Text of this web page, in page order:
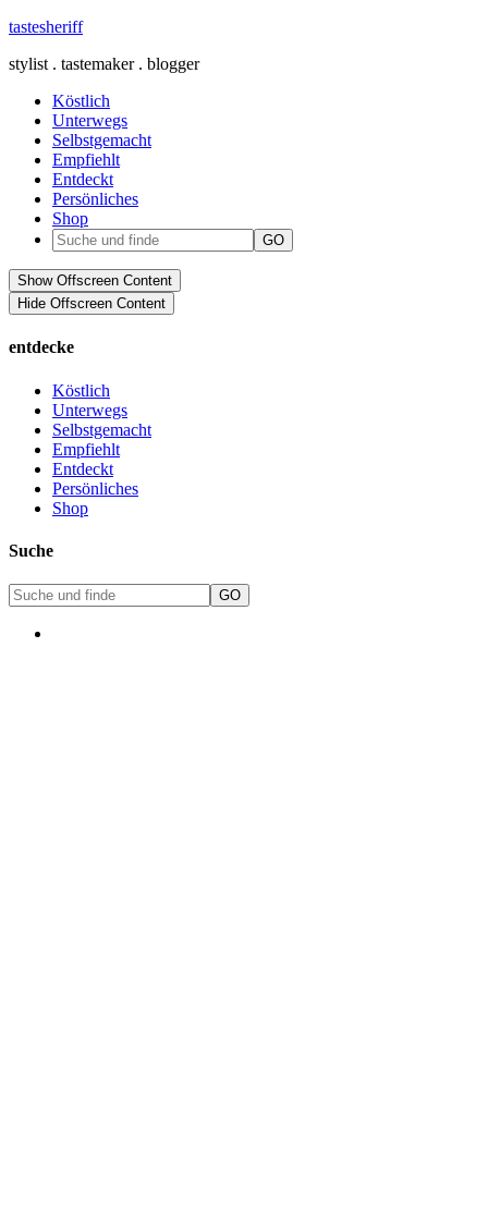
tastesheriff
stylist . tastemaker . blogger
Köstlich
Unterwegs
Selbstgemacht
Empfiehlt
Entdeckt
Persönliches
Shop
Show Offscreen Content
Hide Offscreen Content
entdecke
Köstlich
Unterwegs
Selbstgemacht
Empfiehlt
Entdeckt
Persönliches
Shop
Suche